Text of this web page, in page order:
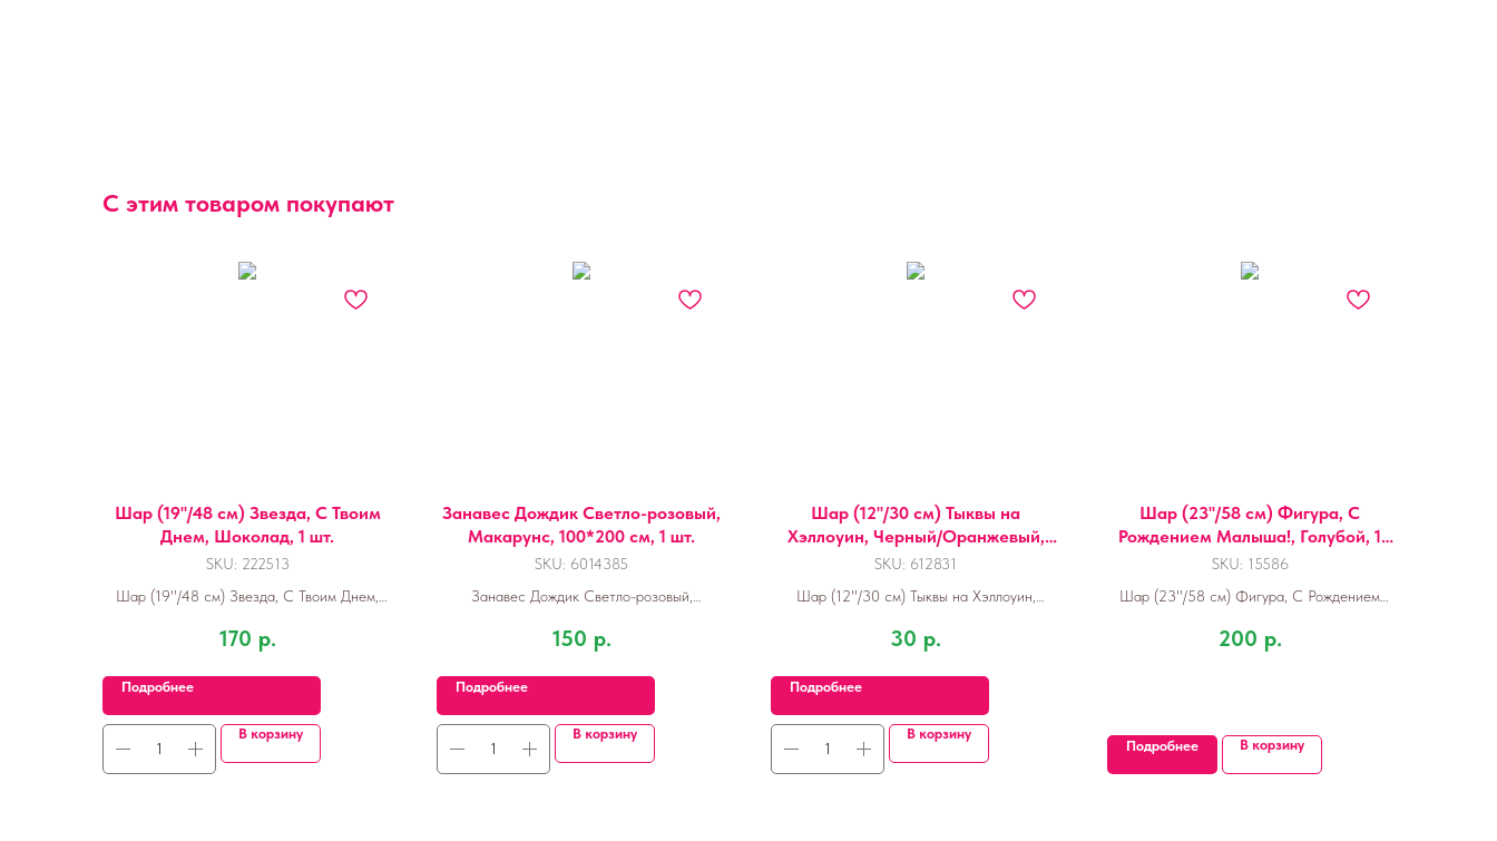
С этим товаром покупают
Шар (19''/48 см) Звезда, С Твоим
Днем, Шоколад, 1 шт.
SKU: 222513
Шар (19''/48 см) Звезда, С Твоим Днем,
170 р.
Подробнее
В корзину
Занавес Дождик Светло-розовый,
Макарунс, 100*200 см, 1 шт.
SKU: 6014385
Занавес Дождик Светло-розовый,
150 р.
Подробнее
В корзину
Шар (12''/30 см) Тыквы на
Хэллоуин, Черный/Оранжевый,
пастель, 2 ст,
SKU: 612831
Шар (12''/30 см) Тыквы на Хэллоуин,
30 р.
Подробнее
В корзину
Шар (23''/58 см) Фигура, С
Рождением Малыша!, Голубой, 1
шт.
SKU: 15586
Шар (23''/58 см) Фигура, С Рождением
200 р.
Подробнее В корзину